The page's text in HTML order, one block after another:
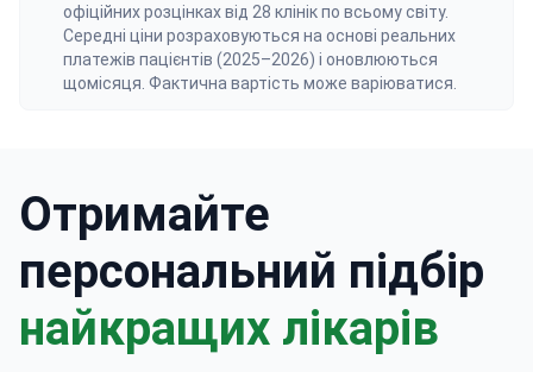
офіційних розцінках від 28 клінік по всьому світу.
Середні ціни розраховуються на основі реальних
платежів пацієнтів (2025–2026) і оновлюються
щомісяця. Фактична вартість може варіюватися.
Отримайте
персональний підбір
найкращих лікарів